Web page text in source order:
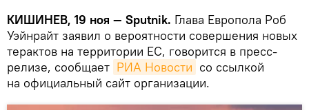
КИШИНЕВ, 19 ноя — Sputnik. Глава Европола Роб
Уэйнрайт заявил о вероятности совершения новых
терактов на территории ЕС, говорится в пресс-
релизе, сообщает РИА Новости со ссылкой
на официальный сайт организации.